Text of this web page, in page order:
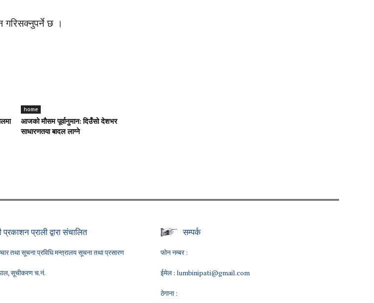
गरिसक्नुपर्ने छ ।
home
आजको मौसम पूर्वानुमान: दिउँसो देशभर
साधारणतया बादल लाग्ने
प्रकाशन प्राली द्वारा संचालित
तथा सूचना प्रविधि मन्त्रालय सूचना तथा प्रसारण
सूचीकरण च.नं.
सम्पर्क
फोन नम्बर :
ईमेल : lumbinipati@gmail.com
ठेगाना :